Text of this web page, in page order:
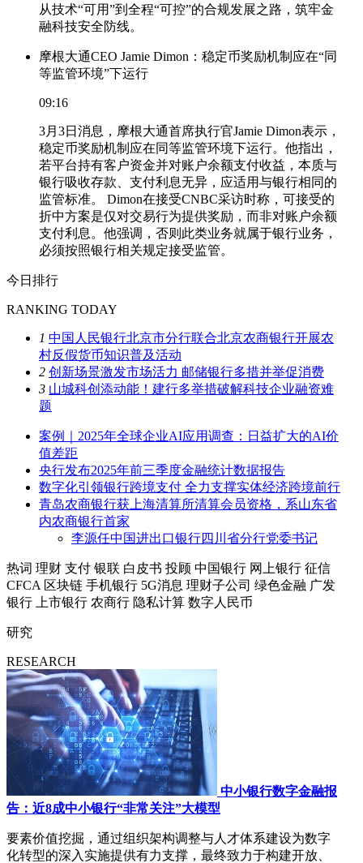
从技术“可用”到全程“可控”的合规发展之路，筑牢金
融科技安全防线。
摩根大通CEO Jamie Dimon：稳定币奖励机制应在“同
等监管环境”下运行
09:16
3月3日消息，摩根大通首席执行官Jamie Dimon表示，
稳定币奖励机制应在同等监管环境下运行。他指出，
若平台持有客户资金并对账户余额支付收益，本质与
银行吸收存款、支付利息无异，应适用与银行相同的
监管标准。 Dimon在接受CNBC采访时称，可接受的
折中方案是仅对交易行为提供奖励，而非对账户余额
支付利息。他强调，否则此类业务就属于银行业务，
必须按照银行相关规定接受监管。
今日排行
RANKING TODAY
1 中国人民银行北京市分行联合北京农商银行开展农
村反假货币知识普及活动
2 创新场景激发市场活力 邮储银行多措并举促消费
3 山城科创添动能！建行多举措破解科技企业融资难
题
案例｜2025年全球企业AI应用调查：日益扩大的AI价
值差距
央行发布2025年前三季度金融统计数据报告
数字化引领银行跨境支付 全力支撑实体经济跨境前行
青岛农商银行获上海清算所清算会员资格，系山东省
内农商银行首家
李源任中国进出口银行四川省分行党委书记
热词 理财 支付 银联 白皮书 投顾 中国银行 网上银行 征信
CFCA 区块链 手机银行 5G消息 理财子公司 绿色金融 广发
银行
上市银行 农商行 隐私计算 数字人民币
研究
RESEARCH
中小银行数字金融报
告：近8成中小银行“非常关注”大模型
要素价值挖掘，通过组织架构调整与人才体系建设为数字
化转型的深入实施提供有力支撑，最终致力于构建开放、